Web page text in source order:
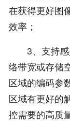
在获得更好图
效率；
3、支持感
络带宽或存储
区域的编码参
区域有更好的
控需要的高质